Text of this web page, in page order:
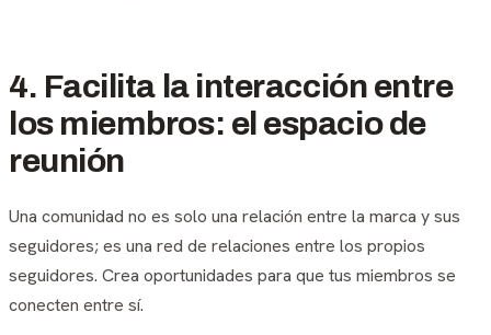
4. Facilita la interacción entre
los miembros: el espacio de
reunión
Una comunidad no es solo una relación entre la marca y sus
seguidores; es una red de relaciones entre los propios
seguidores. Crea oportunidades para que tus miembros se
conecten entre sí.